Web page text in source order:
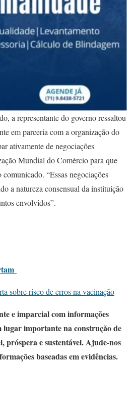
a representante do governo ressaltou
em parceria com a organização do
ativamente de negociações
Mundial do Comércio para que
“Essas negociações
a natureza consensual da instituição
envolvidos”.
sobre risco de erros na vacinação
e imparcial com informações
lugar importante na construção de
próspera e sustentável. Ajude-nos
baseadas em evidências.